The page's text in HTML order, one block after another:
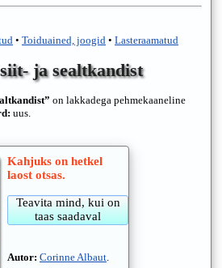
• Toiduained, joogid • Lasteraamatud
ja sealtkandist
on lakkadega pehmekaaneline
uus.
Kahjuks on hetkel
laost otsas.
Autor: Corinne Albaut.